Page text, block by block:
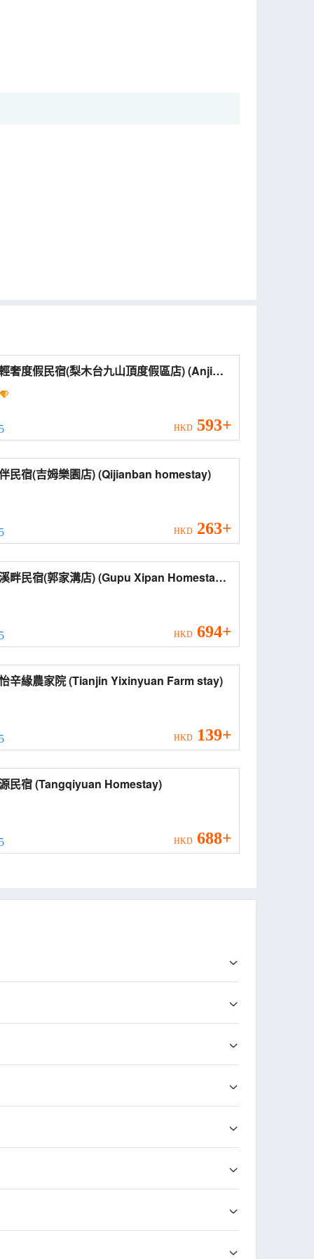
奢度假民宿(梨木台九山頂度假區店) (Anji
Luxury Holiday Homestay)
HKD 593+
柒間伴民宿(吉姆樂園店) (Qijianban homestay)
HKD 263+
宿(郭家溝店) (Gupu Xipan Homestay
HKD 694+
天津怡辛緣農家院 (Tianjin Yixinyuan Farm stay)
HKD 139+
棠柒源民宿 (Tangqiyuan Homestay)
HKD 688+